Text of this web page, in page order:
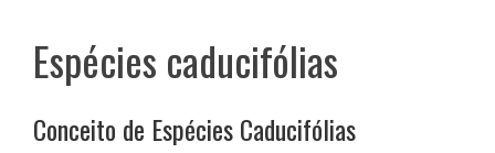
Espécies caducifólias
Conceito de Espécies Caducifólias